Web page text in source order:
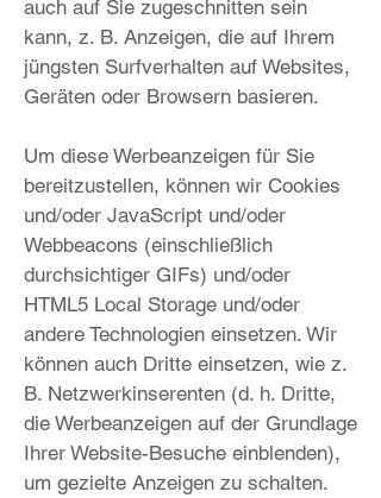
auch auf Sie zugeschnitten sein
kann, z. B. Anzeigen, die auf Ihrem
jüngsten Surfverhalten auf Websites,
Geräten oder Browsern basieren.
Um diese Werbeanzeigen für Sie
bereitzustellen, können wir Cookies
und/oder JavaScript und/oder
Webbeacons (einschließlich
durchsichtiger GIFs) und/oder
HTML5 Local Storage und/oder
andere Technologien einsetzen. Wir
können auch Dritte einsetzen, wie z.
B. Netzwerkinserenten (d. h. Dritte,
die Werbeanzeigen auf der Grundlage
Ihrer Website-Besuche einblenden),
um gezielte Anzeigen zu schalten.